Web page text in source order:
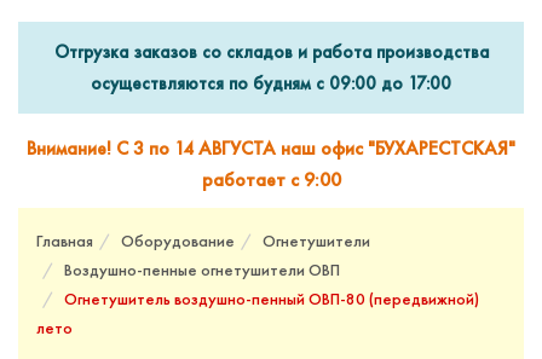
Отгрузка заказов со складов и работа производства
осуществляются по будням с 09:00 до 17:00
Внимание! С 3 по 14 АВГУСТА наш офис "БУХАРЕСТСКАЯ"
работает с 9:00
Главная Оборудование
Огнетушители
Воздушно-пенные огнетушители ОВП
Огнетушитель воздушно-пенный ОВП-80 (передвижной)
лето